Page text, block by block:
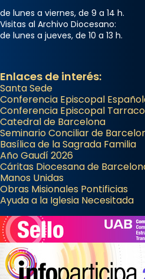
de lunes a viernes, de 9 a 14 h.
Visitas al Archivo Diocesano:
de lunes a jueves, de 10 a 13 h.
Enlaces de interés:
Santa Sede
Conferencia Episcopal
Conferencia Episcopal
Catedral de Barcelona
Seminario Conciliar de
Basílica de la Sagrada Familia
Año Gaudí 2026
Cáritas Diocesana de
Manos Unidas
Obras Misionales Pontificias
Ayuda a la Iglesia Necesitada